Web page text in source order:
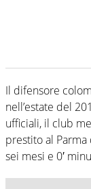
Il difensore
nell’estate del
ufficiali, il club
prestito al
sei mesi e 0′